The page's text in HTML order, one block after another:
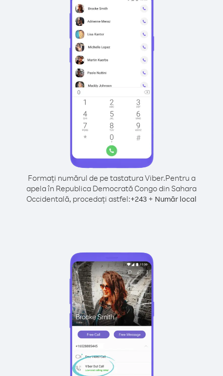
Formați numărul de pe tastatura Viber.Pentru a
apela în Republica Democrată Congo din Sahara
Occidentală, procedați astfel:+243 + Număr local